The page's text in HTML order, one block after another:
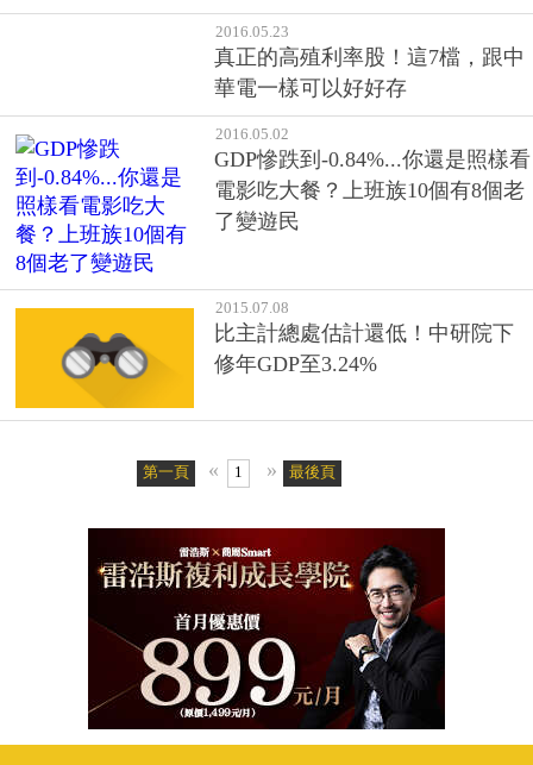
2016.05.23
真正的高殖利率股！這7檔，跟中
華電一樣可以好好存
2016.05.02
GDP慘跌到-0.84%...你還是照樣看
電影吃大餐？上班族10個有8個老
了變遊民
比主計總處估計還低！中研院下
修年GDP至3.24%
第一頁 « 1 » 最後頁
客戶服務專線：02-2510-8888傳真：02-2503-6989